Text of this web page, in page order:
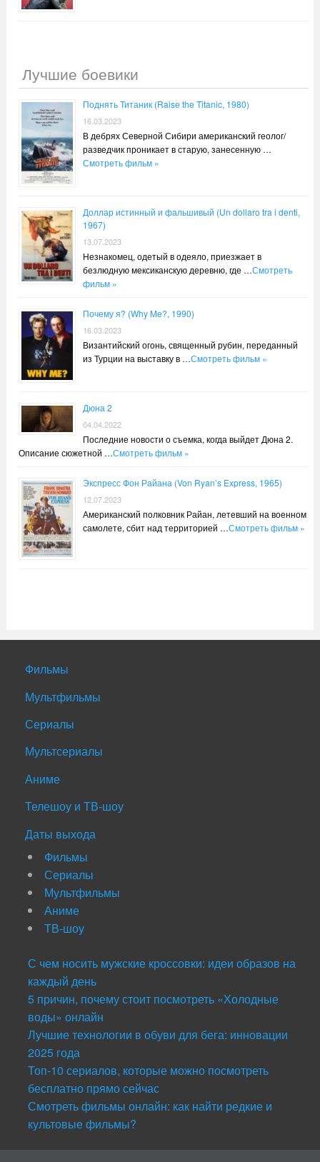
Лучшие боевики
Поднять Титаник (Raise the Titanic, 1980)
16.03.2023
В дебрях Северной Сибири американский геолог/
разведчик проникает в старую, занесенную …
Смотреть фильм »
Доллар истинный и фальшивый (Un dollaro tra i denti,
1967)
13.07.2023
Незнакомец, одетый в одеяло, приезжает в
безлюдную мексиканскую деревню, где …Смотреть
фильм »
Почему я? (Why Me?, 1990)
16.03.2023
Византийский огонь, священный рубин, переданный
из Турции на выставку в …Смотреть фильм »
Дюна 2
04.04.2022
Последние новости о съемка, когда выйдет Дюна 2.
Описание сюжетной …Смотреть фильм »
Экспресс Фон Райана (Von Ryan’s Express, 1965)
12.07.2023
Американский полковник Райан, летевший на военном
самолете, сбит над территорией …Смотреть фильм »
Фильмы
Мультфильмы
Сериалы
Мультсериалы
Аниме
Телешоу и ТВ-шоу
Даты выхода
Фильмы
Сериалы
Мультфильмы
Аниме
ТВ-шоу
С чем носить мужские кроссовки: идеи образов на
каждый день
5 причин, почему стоит посмотреть «Холодные
воды» онлайн
Лучшие технологии в обуви для бега: инновации
2025 года
Топ-10 сериалов, которые можно посмотреть
бесплатно прямо сейчас
Смотреть фильмы онлайн: как найти редкие и
культовые фильмы?